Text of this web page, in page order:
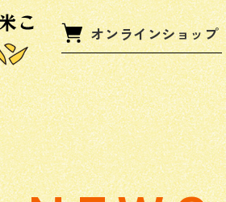
オンラインショップ